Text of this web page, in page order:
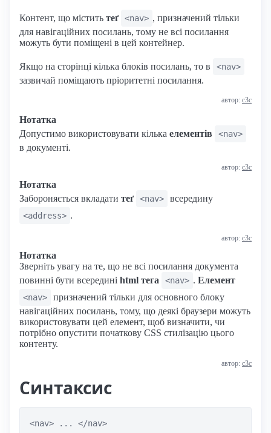
Контент, що містить теґ <nav> , призначений тільки
для навігаційних посилань, тому не всі посилання
можуть бути поміщені в цей контейнер.
Якщо на сторінці кілька блоків посилань, то в <nav>
зазвичай поміщають пріоритетні посилання.
автор: с3с
Нотатка
Допустимо використовувати кілька елементів <nav>
в документі.
автор: с3с
Нотатка
Забороняється вкладати теґ <nav> всередину
<address> .
автор: с3с
Нотатка
Зверніть увагу на те, що не всі посилання документа
повинні бути всередині html тега <nav> . Елемент
<nav>
призначений тільки для основного блоку
навігаційних посилань, тому, що деякі браузери можуть
використовувати цей елемент, щоб визначити, чи
потрібно опустити початкову CSS стилізацію цього
контенту.
автор: с3с
Синтаксис
<nav> ... </nav>